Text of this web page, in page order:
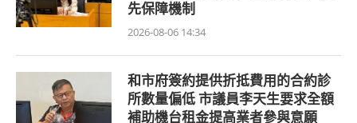
先保障機制
2026-08-06 14:34
和市府簽約提供折抵費用的合約診
所數量偏低 市議員李天生要求全額
補助機台租金提高業者參與意願